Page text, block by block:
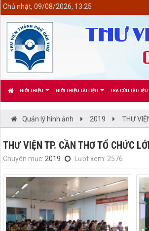
GIỚI THIỆU GIỚI THIỆU TÀI LIỆU TRA CỨU TÀI LIỆU
Chủ nhật, 09/08/2026, 13:25
Quản lý hình ảnh 2019 THƯ
THƯ VIỆN TP. CẦN THƠ TỔ CHỨC
Chuyên mục: 2019 Lượt xem: 2576
<